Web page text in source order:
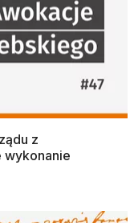
z
wykonanie